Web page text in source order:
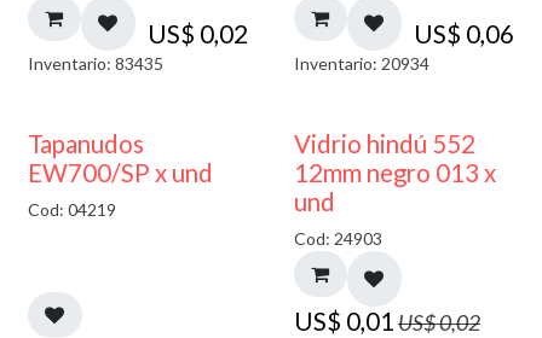
US$ 0,02
Inventario: 83435
US$ 0,06
Inventario: 20934
50% DESCUENTO
Tapanudos
EW700/SP x und
Cod: 04219 40% DESCUENTO
Vidrio hindú 552
12mm negro 013 x
und
Cod: 24903
US$ 0,01US$0,02